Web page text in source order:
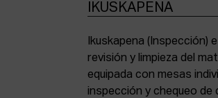
IKUSKAPENA
Ikuskapena (Inspección)
revisión y limpieza del
equipada con mesas
inspección y chequeo de
sincronizadoras de
humidificadora y campana